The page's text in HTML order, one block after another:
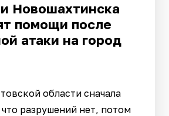
Новошахтинска
помощи после
атаки на город
области сначала
разрушений нет, потом